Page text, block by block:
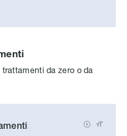
da zero o da
 